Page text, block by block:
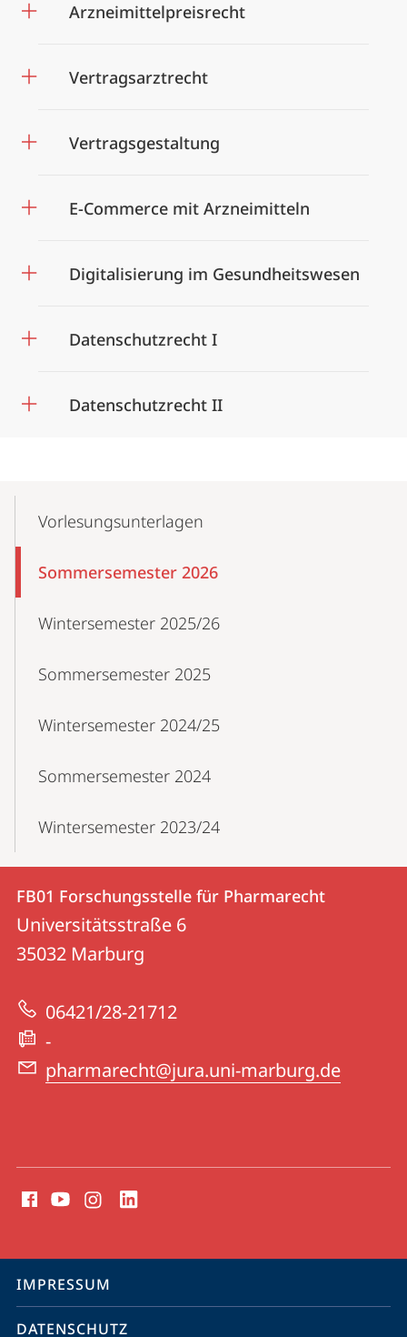
Arzneimittelpreisrecht
Vertragsarztrecht
Vertragsgestaltung
E-Commerce mit Arzneimitteln
Digitalisierung im Gesundheitswesen
Datenschutzrecht I
Datenschutzrecht II
NavigationVorlesungs­unterlagen
Sommersemester 2026
Wintersemester 2025/26
Sommersemester 2025
Wintersemester 2024/25
Sommersemester 2024
Wintersemester 2023/24
Kontakt
und
Informationen
zur
Website
Kontaktinformationen
FB01
Forschungsstelle
für
Pharmarecht
FB01 Forschungsstelle für Pharmarecht
Universitätsstraße 6
35032 Marburg
06421/28-21712
-
pharmarecht@jura.uni-marburg.de
Media
Service-
Navigation
IMPRESSUM
DATENSCHUTZ